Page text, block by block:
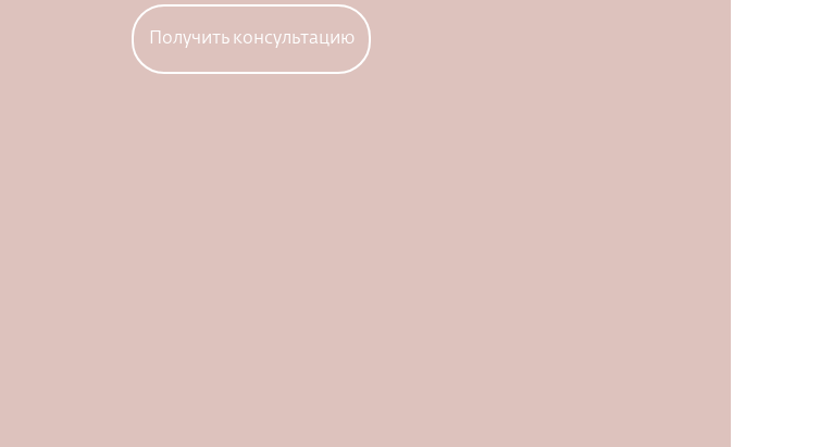
Получить консультацию